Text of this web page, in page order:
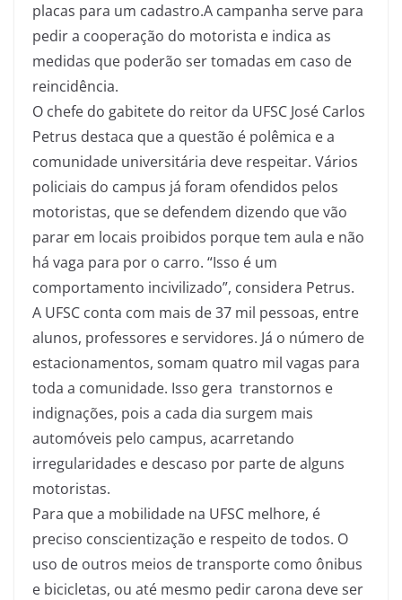
placas para um cadastro.A campanha serve para
pedir a cooperação do motorista e indica as
medidas que poderão ser tomadas em caso de
reincidência.
O chefe do gabitete do reitor da UFSC José Carlos
Petrus destaca que a questão é polêmica e a
comunidade universitária deve respeitar. Vários
policiais do campus já foram ofendidos pelos
motoristas, que se defendem dizendo que vão
parar em locais proibidos porque tem aula e não
há vaga para por o carro. “Isso é um
comportamento incivilizado”, considera Petrus.
A UFSC conta com mais de 37 mil pessoas, entre
alunos, professores e servidores. Já o número de
estacionamentos, somam quatro mil vagas para
toda a comunidade. Isso gera transtornos e
indignações, pois a cada dia surgem mais
automóveis pelo campus, acarretando
irregularidades e descaso por parte de alguns
motoristas.
Para que a mobilidade na UFSC melhore, é
preciso conscientização e respeito de todos. O
uso de outros meios de transporte como ônibus
e bicicletas, ou até mesmo pedir carona deve ser